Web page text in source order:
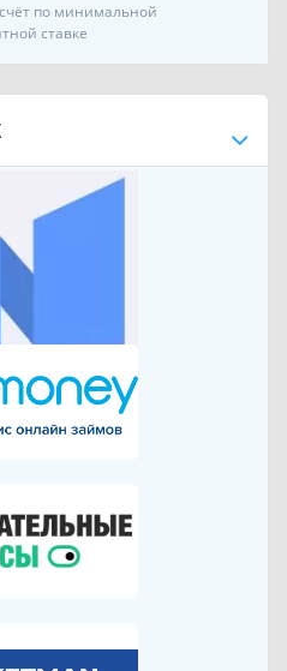
по минимальной
ставке